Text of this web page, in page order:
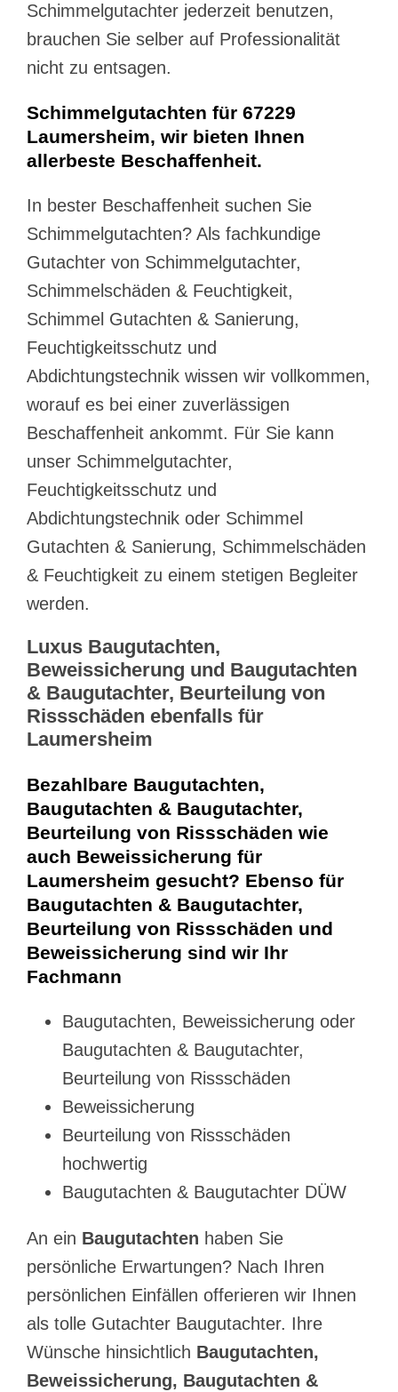
Schimmelgutachter jederzeit benutzen,
brauchen Sie selber auf Professionalität
nicht zu entsagen.
Schimmelgutachten für 67229
Laumersheim, wir bieten Ihnen
allerbeste Beschaffenheit.
In bester Beschaffenheit suchen Sie
Schimmelgutachten? Als fachkundige
Gutachter von Schimmelgutachter,
Schimmelschäden & Feuchtigkeit,
Schimmel Gutachten & Sanierung,
Feuchtigkeitsschutz und
Abdichtungstechnik wissen wir vollkommen,
worauf es bei einer zuverlässigen
Beschaffenheit ankommt. Für Sie kann
unser Schimmelgutachter,
Feuchtigkeitsschutz und
Abdichtungstechnik oder Schimmel
Gutachten & Sanierung, Schimmelschäden
& Feuchtigkeit zu einem stetigen Begleiter
werden.
Luxus Baugutachten,
Beweissicherung und Baugutachten
& Baugutachter, Beurteilung von
Rissschäden ebenfalls für
Laumersheim
Bezahlbare Baugutachten,
Baugutachten & Baugutachter,
Beurteilung von Rissschäden wie
auch Beweissicherung für
Laumersheim gesucht? Ebenso für
Baugutachten & Baugutachter,
Beurteilung von Rissschäden und
Beweissicherung sind wir Ihr
Fachmann
Baugutachten, Beweissicherung oder
Baugutachten & Baugutachter,
Beurteilung von Rissschäden
Beweissicherung
Beurteilung von Rissschäden
hochwertig
Baugutachten & Baugutachter DÜW
An ein Baugutachten haben Sie
persönliche Erwartungen? Nach Ihren
persönlichen Einfällen offerieren wir Ihnen
als tolle Gutachter Baugutachter. Ihre
Wünsche hinsichtlich Baugutachten,
Beweissicherung, Baugutachten &